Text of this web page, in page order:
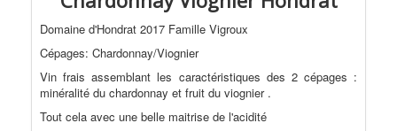
Domaine d'Hondrat 2017 Famille Vigroux
Cépages: Chardonnay/Viognier
Vin frais assemblant les caractéristiques des 2 cépages :
minéralité du chardonnay et fruit du viognier .
Tout cela avec une belle maitrise de l'acidité